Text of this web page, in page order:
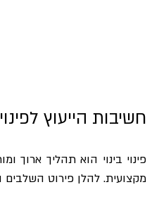
חשיבות הייעוץ
מקצועית. להלן פירוט השלבים